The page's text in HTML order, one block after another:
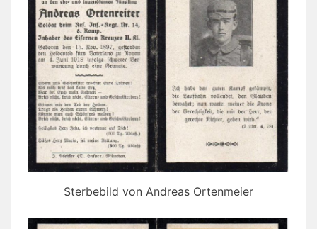
Sterbebild von Andreas Ortenmeier